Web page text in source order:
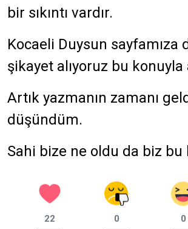
bir sıkıntı vardır.
Kocaeli Duysun sayfamıza
şikayet alıyoruz bu konuyla
Artık yazmanın zamanı
düşündüm.
Sahi bize ne oldu da biz bu
22 0 0